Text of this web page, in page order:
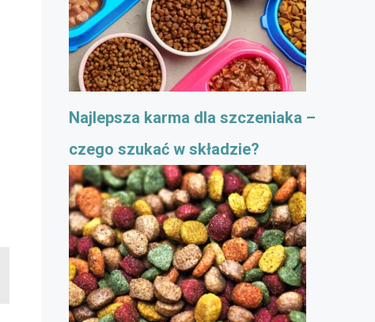
Najlepsza karma dla szczeniaka –
czego szukać w składzie?